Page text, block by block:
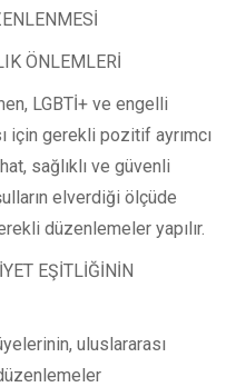
ÖNLEMLERİ
LGBTİ+ ve engelli
için gerekli pozitif ayrımcı
sağlıklı ve güvenli
elverdiği ölçüde
düzenlemeler yapılır.
EŞİTLİĞİNİN
uluslararası